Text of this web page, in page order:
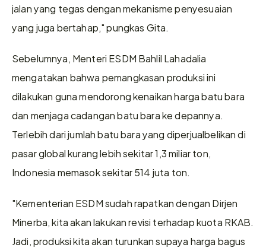
jalan yang tegas dengan mekanisme penyesuaian
yang juga bertahap," pungkas Gita.
Sebelumnya, Menteri ESDM Bahlil Lahadalia
mengatakan bahwa pemangkasan produksi ini
dilakukan guna mendorong kenaikan harga batu bara
dan menjaga cadangan batu bara ke depannya.
Terlebih dari jumlah batu bara yang diperjualbelikan di
pasar global kurang lebih sekitar 1,3 miliar ton,
Indonesia memasok sekitar 514 juta ton.
"Kementerian ESDM sudah rapatkan dengan Dirjen
Minerba, kita akan lakukan revisi terhadap kuota RKAB.
Jadi, produksi kita akan turunkan supaya harga bagus